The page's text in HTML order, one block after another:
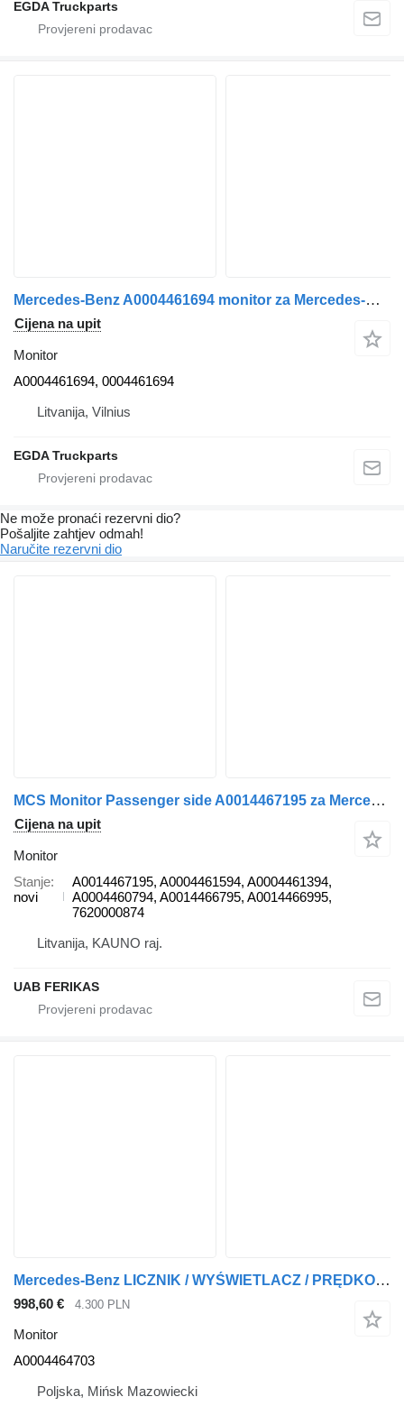
EGDA Truckparts
Mercedes-Benz A0004461694 monitor za Mercedes-Benz MP5 L tegljača
Cijena na upit
Monitor
A0004461694, 0004461694
Litvanija, Vilnius
EGDA Truckparts
Ne može pronaći rezervni dio?
Pošaljite zahtjev odmah!
Naručite rezervni dio
MCS Monitor Passenger side A0014467195 za Mercedes-Benz tegljača
Cijena na upit
Monitor
Stanje
novi
A0014467195, A0004461594, A0004461394,
A0004460794, A0014466795, A0014466995,
7620000874
Litvanija, KAUNO raj.
UAB FERIKAS
Mercedes-Benz LICZNIK / WYŚWIETLACZ / PRĘDKOŚCIOMIERZ MERCEDES ACTROS MP5 A000 A0004464703 monitor za Mercedes-Benz ACTROS MP5 tegljača
998,60 € 4.300 PLN
Monitor
A0004464703
Poljska, Mińsk Mazowiecki